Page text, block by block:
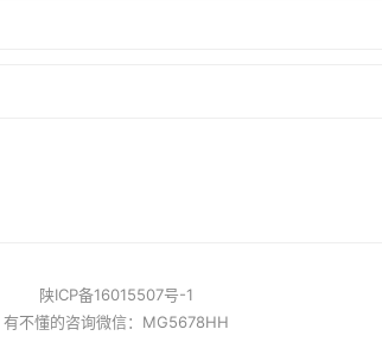
陕ICP备16015507号-1
有不懂的咨询微信：MG5678HH